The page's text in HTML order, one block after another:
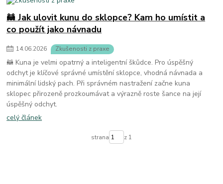
🦝 Jak ulovit kunu do sklopce? Kam ho umístit a
co použít jako návnadu
14.06.2026 Zkušenosti z praxe
🦝 Kuna je velmi opatrný a inteligentní škůdce. Pro úspěšný
odchyt je klíčové správné umístění sklopce, vhodná návnada a
minimální lidský pach. Při správném nastražení začne kuna
sklopec přirozeně prozkoumávat a výrazně roste šance na její
úspěšný odchyt.
celý článek
strana z 1